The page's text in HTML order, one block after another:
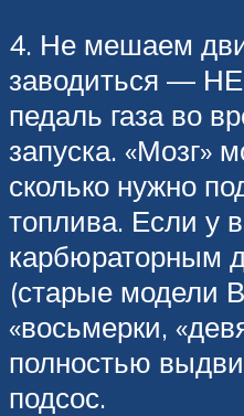
4. Не мешаем
заводиться —
педаль газа во
запуска. «Мозг»
сколько нужно
топлива. Если у
карбюраторным
(старые модели
«восьмерки,
полностью
подсос.